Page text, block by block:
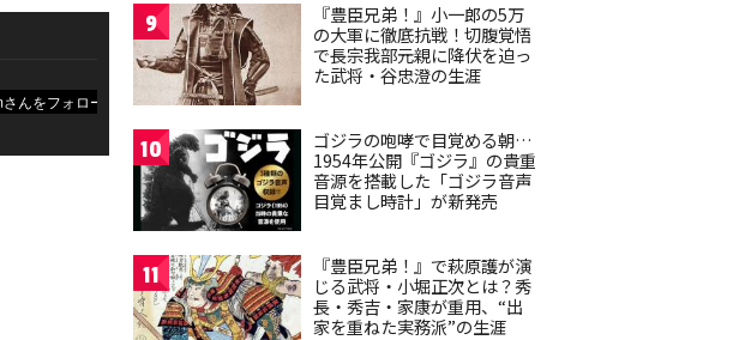
9
『豊臣兄弟！』小一郎の5万
の大軍に徹底抗戦！切腹覚悟
で長宗我部元親に降伏を迫っ
た武将・谷忠澄の生涯
10
ゴジラの咆哮で目覚める朝…
1954年公開『ゴジラ』の貴重
音源を搭載した「ゴジラ音声
目覚まし時計」が新発売
11
『豊臣兄弟！』で萩原護が演
じる武将・小堀正次とは？秀
長・秀吉・家康が重用、“出
家を重ねた実務派”の生涯